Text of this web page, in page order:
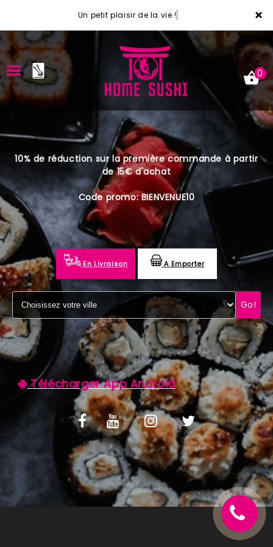
×
Un petit plaisir de la vie !
ACCUEIL
VOTRE COMPTE
NOTRE RESTAURANT
VOS AVIS
MENTIONS LÉGALES
C.G.V
0
10% de réduction sur la première commande à partir
de 15€ d'achat
Code promo: BIENVENUE10
En Livraison A Emporter
Go!
Télécharger App Android